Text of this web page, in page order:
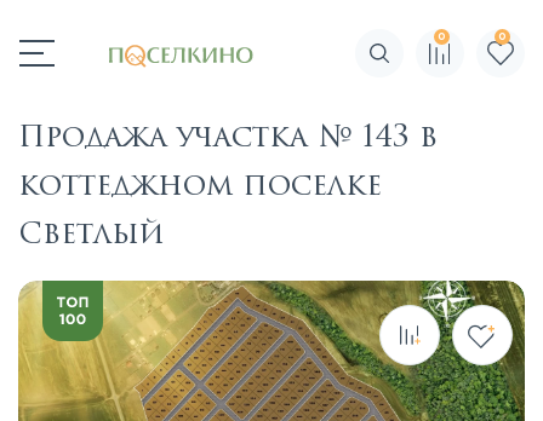
Поиск по сайту
0 0
Продажа участка № 143 в
коттеджном поселке
Светлый